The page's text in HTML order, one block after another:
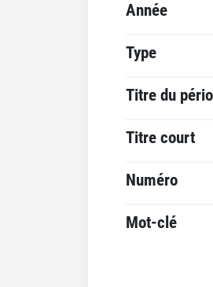
Année
Type
Titre du
Titre court
Numéro
Mot-clé